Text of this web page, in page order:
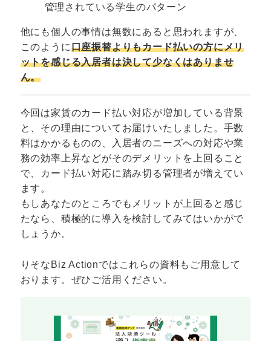
管理されている学生のパターン
他にも個人の事情は無数にあると思われますが、
このように口座振替よりもカード払いの方にメリ
ットを感じる入居者は決して少なくはありませ
ん。
今回は家賃のカード払い対応が増加している背景
と、その理由についてお届けいたしました。手数
料はかかるものの、入居者のニーズへの対応や業
務の効率上昇などがそのデメリットを上回ること
で、カード払い対応に踏み切る管理者が増えてい
ます。
もしあなたのところでもメリットが上回ると感じ
たなら、積極的に導入を検討してみてはいかがで
しょうか。
りそなBiz Actionではこれらの資料もご用意して
おります。ぜひご活用ください。